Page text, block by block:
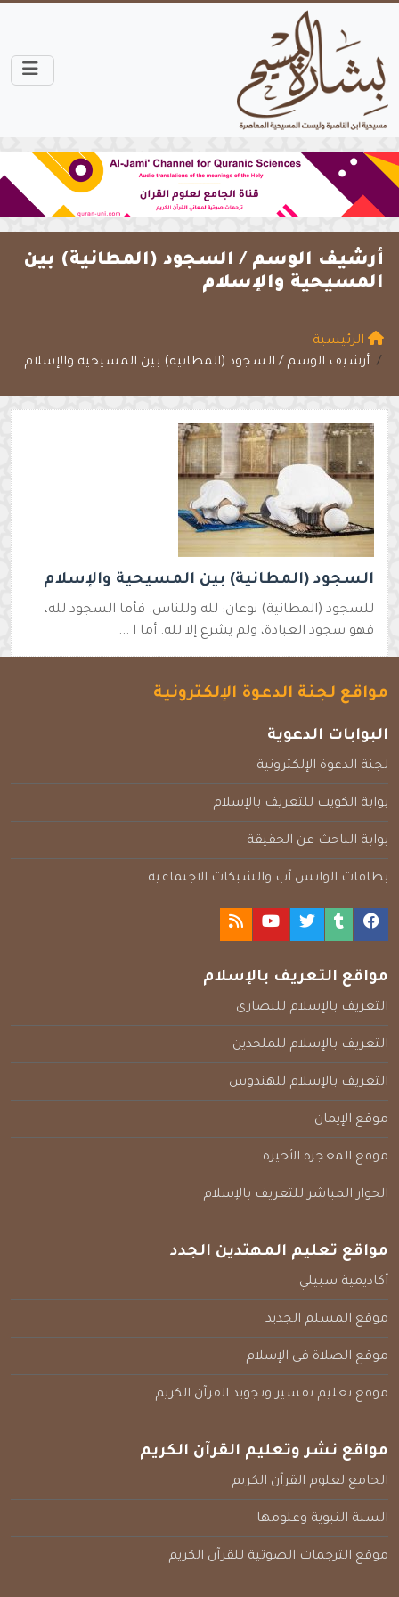
أرشيف الوسم / السجود (المطانية) بين
المسيحية والإسلام
الرئيسية
أرشيف الوسم / السجود (المطانية) بين المسيحية والإسلام
السجود (المطانية) بين المسيحية والإسلام
للسجود (المطانية) نوعان: لله وللناس. فأما السجود لله،
فهو سجود العبادة، ولم يشرع إلا لله. أما ا ...
مواقع لجنة الدعوة الإلكترونية
البوابات الدعوية
لجنة الدعوة الإلكترونية
بوابة الكويت للتعريف بالإسلام
بوابة الباحث عن الحقيقة
بطاقات الواتس آب والشبكات الاجتماعية
مواقع التعريف بالإسلام
التعريف بالإسلام للنصارى
التعريف بالإسلام للملحدين
التعريف بالإسلام للهندوس
موقع الإيمان
موقع المعجزة الأخيرة
الحوار المباشر للتعريف بالإسلام
مواقع تعليم المهتدين الجدد
أكاديمية سبيلي
موقع المسلم الجديد
موقع الصلاة في الإسلام
موقع تعليم تفسير وتجويد القرآن الكريم
مواقع نشر وتعليم القرآن الكريم
الجامع لعلوم القرآن الكريم
السنة النبوية وعلومها
موقع الترجمات الصوتية للقرآن الكريم